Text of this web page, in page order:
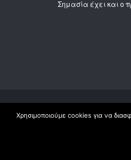
Σημασία έχει και ο
Copyright Travelgreco
Χρησιμοποιούμε cookies για να